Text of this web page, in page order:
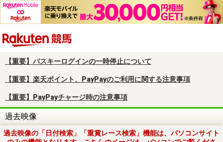
【重要】パスキーログインの一時停止について
【重要】楽天ポイント、PayPayのご利用に関する注意事項
【重要】PayPayチャージ時の注意事項
過去映像
過去映像の「日付検索」「重賞レース検索」機能は、パソコンサイト